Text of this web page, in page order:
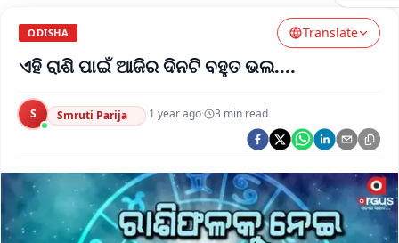
Argus Swaad Odisha
Argus Chalo Dekhein Apna Desh
ODISHA Translate
ଏହି ରାଶି ପାଇଁ ଆଜିର ଦିନଟି ବହୁତ ଭଲ....
S Smruti Parija ·1 year ago· 3 min read